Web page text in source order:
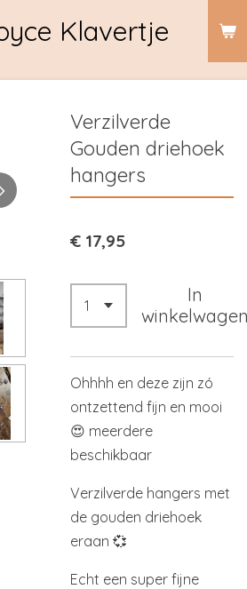
Klavertje
Verzilverde
Gouden driehoek
hangers
€ 17,95
In
Ohhhh en deze zijn zó
ontzettend fijn en mooi
😍 meerdere
beschikbaar
Verzilverde hangers met
de gouden driehoek
eraan 💞
Echt een super fijne